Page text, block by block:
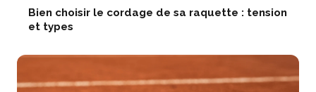
Bien choisir le cordage de sa raquette : tension
et types